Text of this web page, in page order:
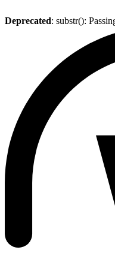
Deprecated: substr():